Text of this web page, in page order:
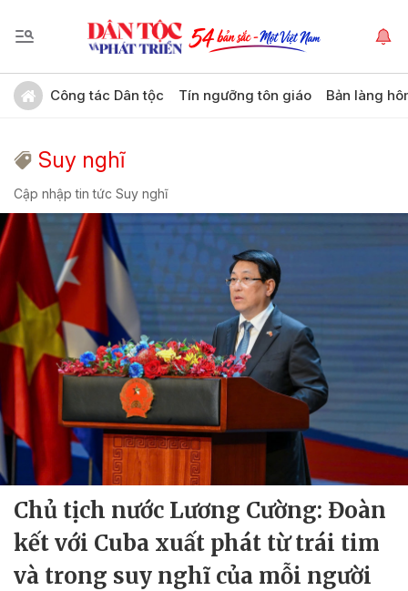
Công tác Dân tộc Tín ngưỡng tôn giáo Bản làng
Suy nghĩ
Cập nhập tin tức Suy nghĩ
Chủ tịch nước Lương Cường: Đoàn
kết với Cuba xuất phát từ trái tim
và trong suy nghĩ của mỗi người